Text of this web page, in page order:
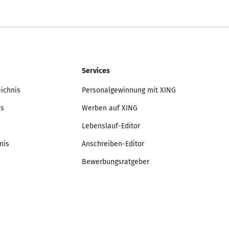
Services
Personalgewinnung mit XING
Werben auf XING
Lebenslauf-Editor
Anschreiben-Editor
Bewerbungsratgeber